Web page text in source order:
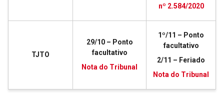
nº 2.584/2020
TJTO
29/10 – Ponto
facultativo
Nota do Tribunal
1º/11 – Ponto
facultativo
2/11 – Feriado
Nota do Tribunal